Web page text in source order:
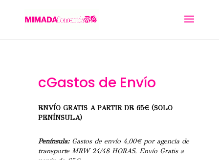
cGastos de Envío
ENVÍO GRATIS A PARTIR DE 65€ (SOLO
PENÍNSULA)
Península:Gastos de envío 4,00€ por agencia de
transporte MRW 24/48 HORAS. Envío Gratis a